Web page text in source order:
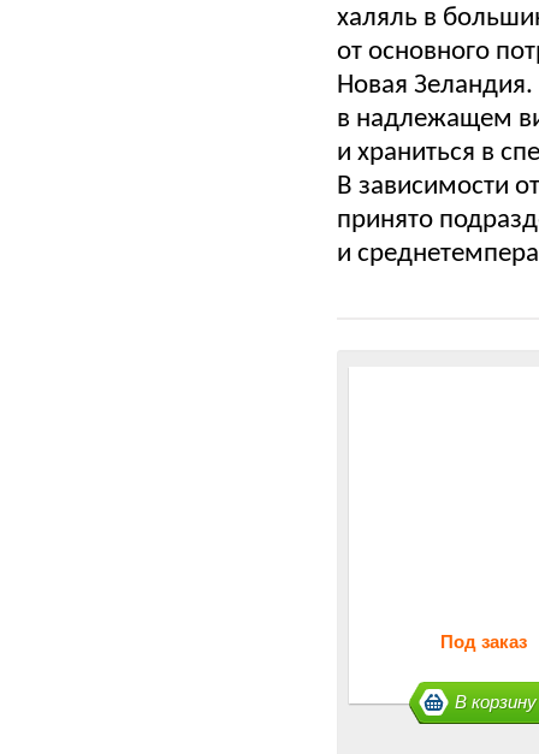
халяль в
от основного
Новая Зеландия.
в надлежащем
и храниться в
В зависимости
принято
и
Под заказ
В корзину